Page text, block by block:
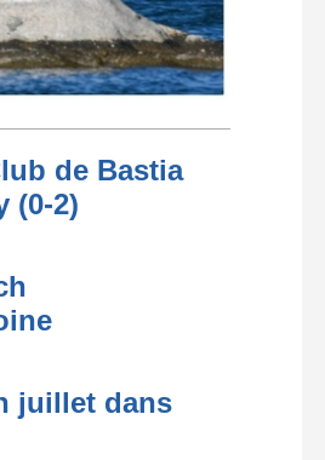
de Bastia
(0-2)
juillet dans